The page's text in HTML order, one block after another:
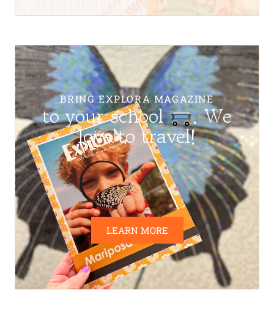
BRING EXPLORA MAGAZINE
to your school . We
love to travel!
LEARN MORE